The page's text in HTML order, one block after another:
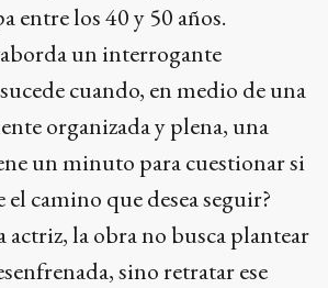
entre los 40 y 50 años.
un interrogante
cuando, en medio de una
organizada y plena, una
un minuto para cuestionar si
el camino que desea seguir?
actriz, la obra no busca plantear
sino retratar ese